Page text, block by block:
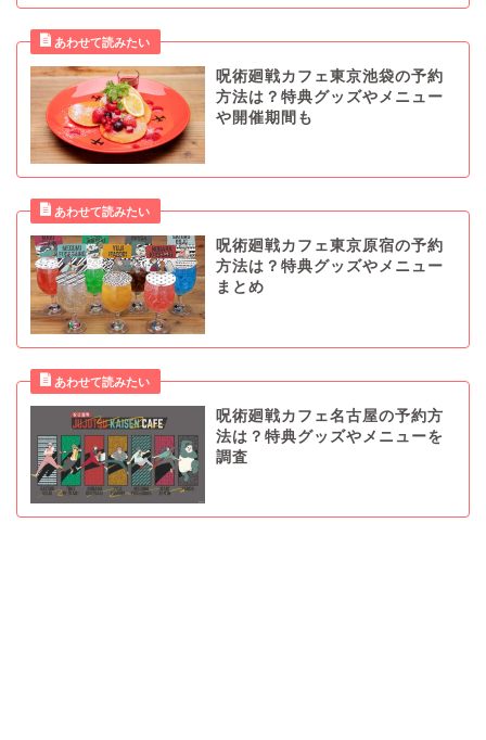
呪術廻戦カフェ東京池袋の予約
方法は？特典グッズやメニュー
や開催期間も
呪術廻戦カフェ東京原宿の予約
方法は？特典グッズやメニュー
まとめ
呪術廻戦カフェ名古屋の予約方
法は？特典グッズやメニューを
調査